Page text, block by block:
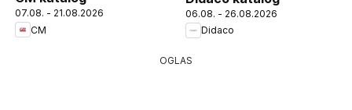
07.08. - 21.08.2026
CM
06.08. - 26.08.2026
Didaco
OGLAS